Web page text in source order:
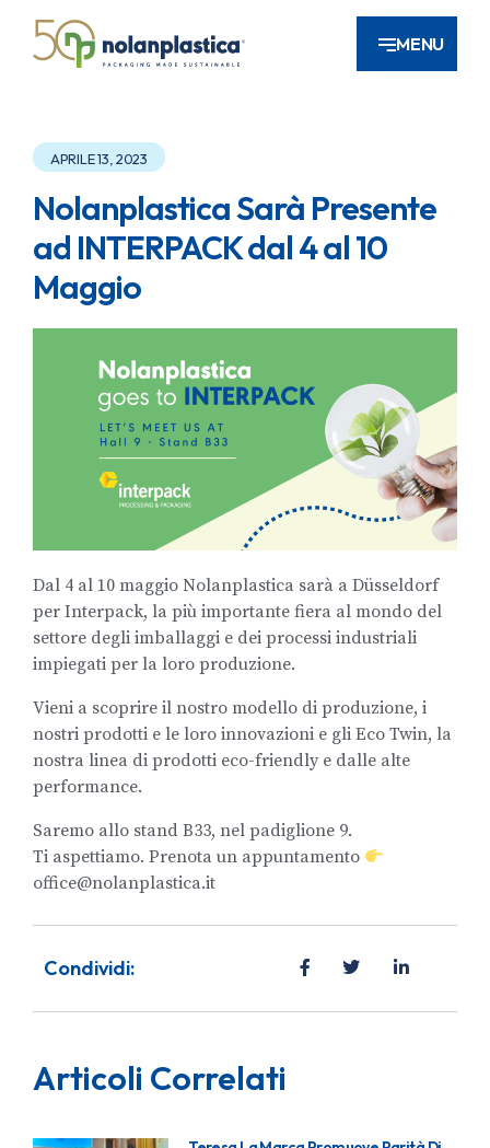
MENU
APRILE 13, 2023
Nolanplastica Sarà Presente
ad INTERPACK dal 4 al 10
Maggio
Dal 4 al 10 maggio Nolanplastica sarà a Düsseldorf
per Interpack, la più importante fiera al mondo del
settore degli imballaggi e dei processi industriali
impiegati per la loro produzione.
Vieni a scoprire il nostro modello di produzione, i
nostri prodotti e le loro innovazioni e gli Eco Twin, la
nostra linea di prodotti eco-friendly e dalle alte
performance.
Saremo allo stand B33, nel padiglione 9.
Ti aspettiamo. Prenota un appuntamento
office@nolanplastica.it
Condividi:
Articoli Correlati